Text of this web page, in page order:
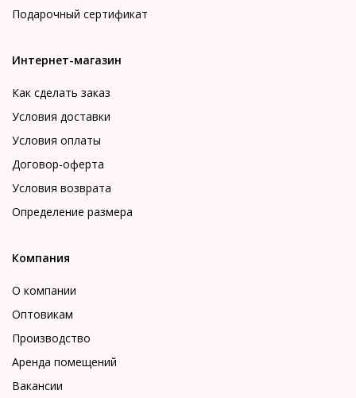
Подарочный сертификат
Интернет-магазин
Как сделать заказ
Условия доставки
Условия оплаты
Договор-оферта
Условия возврата
Определение размера
Компания
О компании
Оптовикам
Производство
Аренда помещений
Вакансии